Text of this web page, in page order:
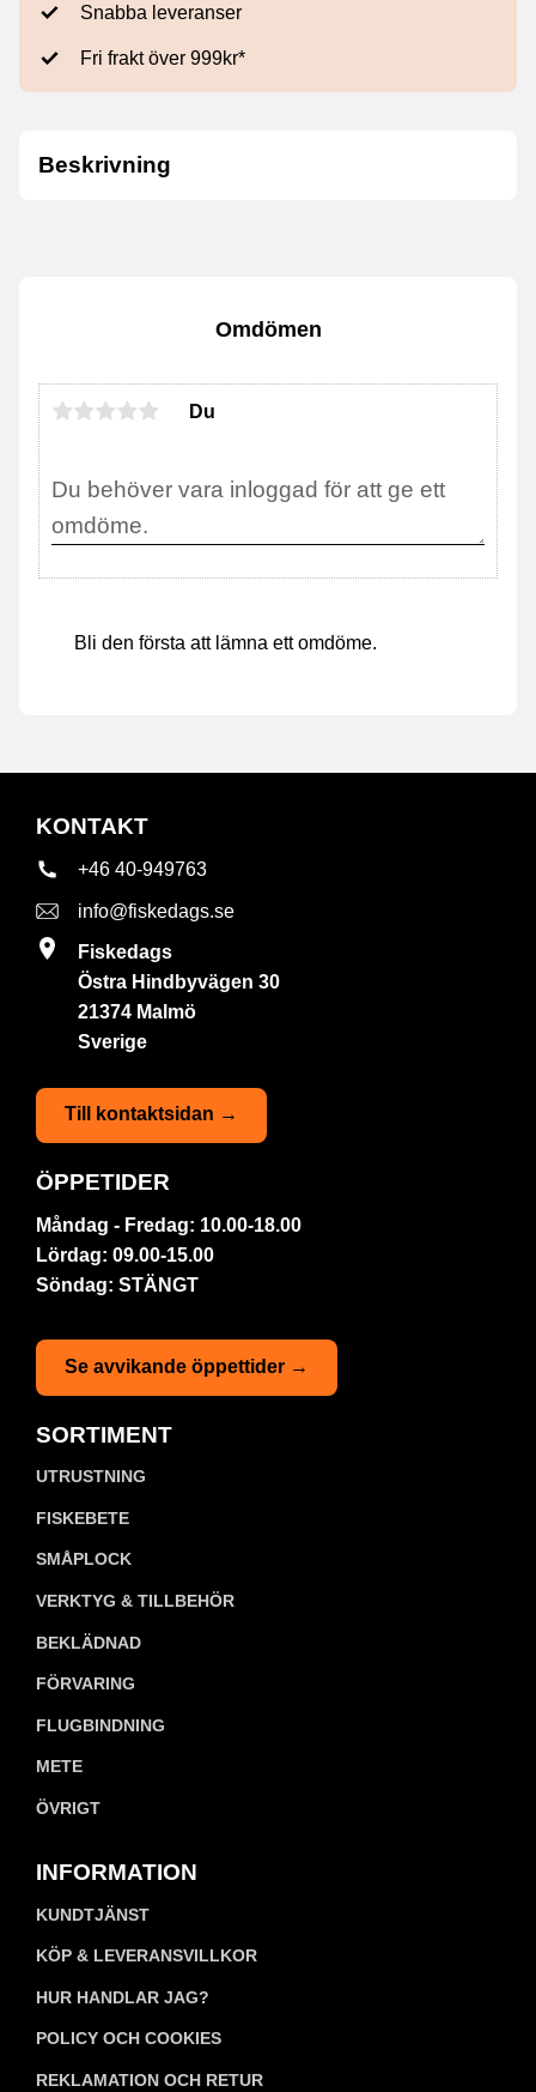
Snabba leveranser
Fri frakt över 999kr*
Beskrivning
Omdömen
Du
Bli den första att lämna ett omdöme.
KONTAKT
+46 40-949763
info@fiskedags.se
Fiskedags
Östra Hindbyvägen 30
21374 Malmö
Sverige
Till kontaktsidan →
ÖPPETIDER
Måndag - Fredag: 10.00-18.00
Lördag: 09.00-15.00
Söndag: STÄNGT
Se avvikande öppettider →
SORTIMENT
UTRUSTNING
FISKEBETE
SMÅPLOCK
VERKTYG & TILLBEHÖR
BEKLÄDNAD
FÖRVARING
FLUGBINDNING
METE
ÖVRIGT
INFORMATION
KUNDTJÄNST
KÖP & LEVERANSVILLKOR
HUR HANDLAR JAG?
POLICY OCH COOKIES
REKLAMATION OCH RETUR